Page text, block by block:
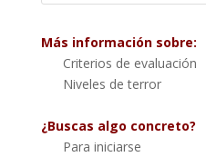
Más información sobre:
Criterios de evaluación
Niveles de terror
¿Buscas algo concreto?
Para iniciarse